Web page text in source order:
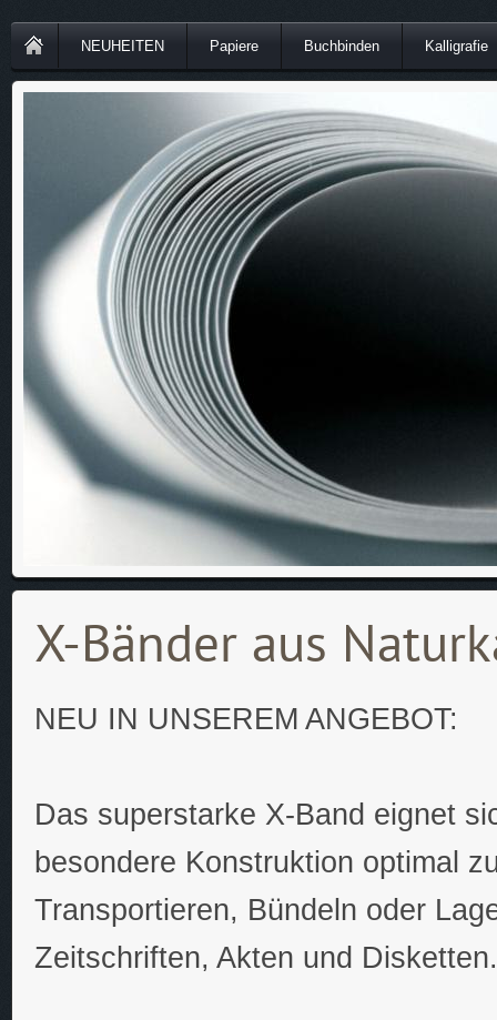
NEUHEITEN Papiere Buchbinden Kalligrafie
X-Bänder aus
NEU IN UNSEREM ANGEBOT:
Das superstarke X-Band eignet
besondere Konstruktion optimal
Transportieren, Bündeln oder
Zeitschriften, Akten und Disketten.